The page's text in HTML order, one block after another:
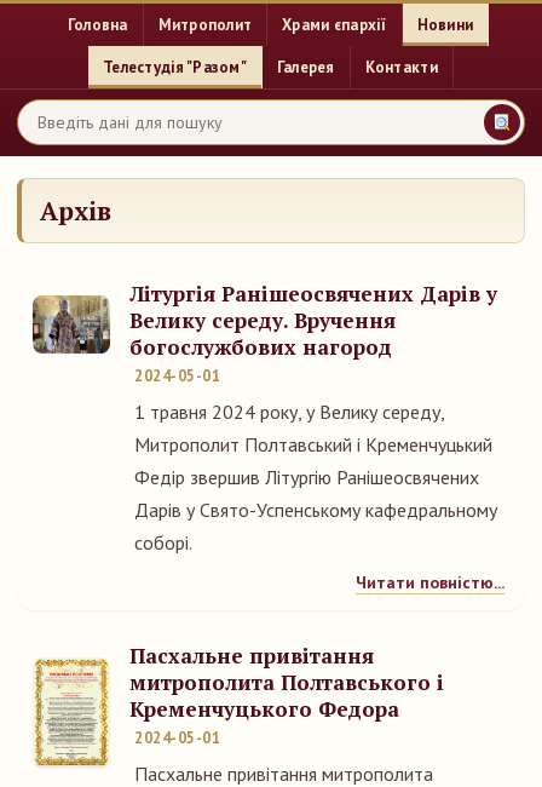
Головна Митрополит Храми єпархії Новини
Телестудія "Разом" Галерея Контакти
Архів
Літургія Ранішеосвячених Дарів у
Велику середу. Вручення
богослужбових нагород
2024-05-01
1 травня 2024 року, у Велику середу,
Митрополит Полтавський і Кременчуцький
Федір звершив Літургію Ранішеосвячених
Дарів у Свято-Успенському кафедральному
соборі.
Читати повністю...
Пасхальне привітання
митрополита Полтавського і
Кременчуцького Федора
2024-05-01
Пасхальне привітання митрополита